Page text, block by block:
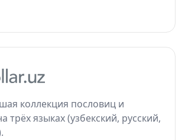
коллекция пословиц и
трёх языках (узбекский, русский,